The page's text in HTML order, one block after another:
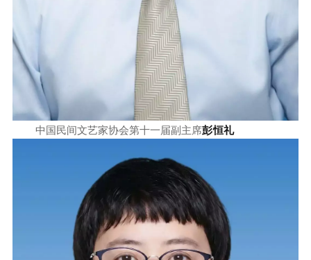
中国民间文艺家协会第十一届副主席彭恒礼